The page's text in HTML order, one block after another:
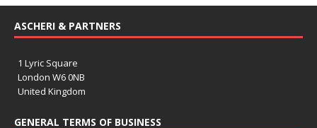
ASCHERI & PARTNERS
1 Lyric Square
London W6 0NB
United Kingdom
GENERAL TERMS OF BUSINESS